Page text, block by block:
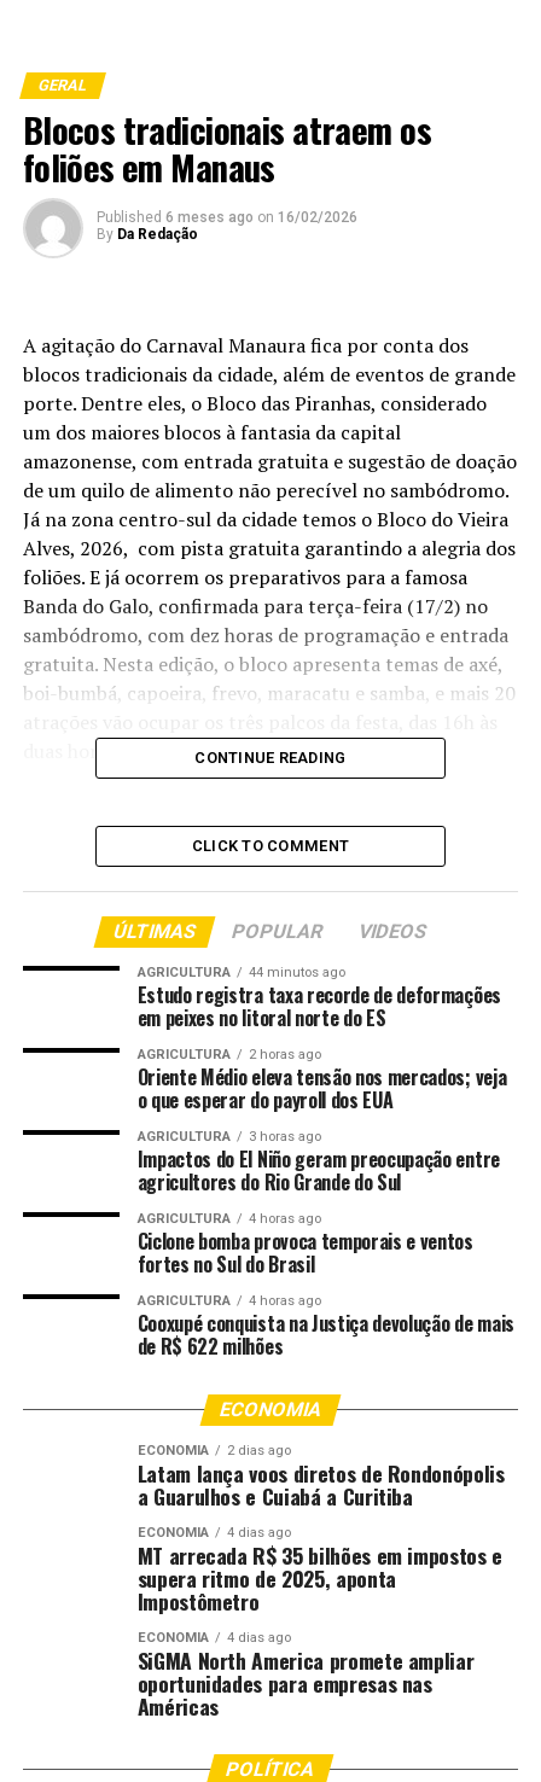
GERAL
Blocos tradicionais atraem os
foliões em Manaus
Published 6 meses ago on 16/02/2026
By Da Redação
A agitação do Carnaval Manaura fica por conta dos
blocos tradicionais da cidade, além de eventos de grande
porte. Dentre eles, o Bloco das Piranhas, considerado
um dos maiores blocos à fantasia da capital
amazonense, com entrada gratuita e sugestão de doação
de um quilo de alimento não perecível no sambódromo.
Já na zona centro-sul da cidade temos o Bloco do Vieira
Alves, 2026, com pista gratuita garantindo a alegria dos
foliões. E já ocorrem os preparativos para a famosa
Banda do Galo, confirmada para terça-feira (17/2) no
sambódromo, com dez horas de programação e entrada
gratuita. Nesta edição, o bloco apresenta temas de axé,
boi-bumbá, capoeira, frevo, maracatu e samba, e mais 20
duas horas da madrugada, horário local.
Fonte: EBC Cultura
Comentários
FOLIÕES MANAUS TRADICIONAIS
Plataforma com filmes nacionais gratuitos também é
opção para carnaval
Escolas de Samba de Manaus desfilam neste sábado, a
partir das 21h
CONTINUE READING
CLICK TO COMMENT
ÚLTIMAS POPULAR VIDEOS
AGRICULTURA 44 minutos ago
Estudo registra taxa recorde de deformações
em peixes no litoral norte do ES
AGRICULTURA 2 horas ago
Oriente Médio eleva tensão nos mercados; veja
o que esperar do payroll dos EUA
AGRICULTURA 3 horas ago
Impactos do El Niño geram preocupação entre
agricultores do Rio Grande do Sul
AGRICULTURA 4 horas ago
Ciclone bomba provoca temporais e ventos
fortes no Sul do Brasil
AGRICULTURA 4 horas ago
Cooxupé conquista na Justiça devolução de mais
de R$ 622 milhões
ECONOMIA
ECONOMIA 2 dias ago
Latam lança voos diretos de Rondonópolis
a Guarulhos e Cuiabá a Curitiba
ECONOMIA 4 dias ago
MT arrecada R$ 35 bilhões em impostos e
supera ritmo de 2025, aponta
Impostômetro
ECONOMIA 4 dias ago
SiGMA North America promete ampliar
oportunidades para empresas nas
Américas
POLÍTICA